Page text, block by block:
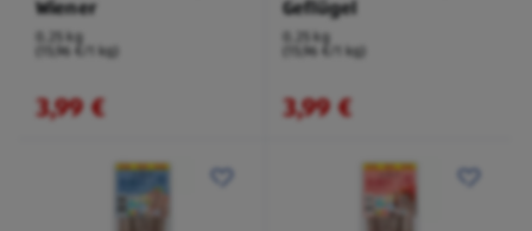
Wiener
0,25 kg
(15,96 €/1 kg)
3,99 €
Geflügel
0,25 kg
(15,96 €/1 kg)
3,99 €